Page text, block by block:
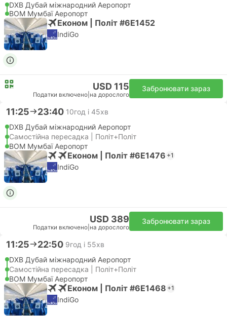
DXB Дубай міжнародний Аеропорт
BOM Мумбаї Аеропорт
Економ | Політ #6E1452
IndiGo
USD 115
Податки включено на дорослого
Забронювати зараз
11:25 23:40 10год і 45хв
DXB Дубай міжнародний Аеропорт
Самостійна пересадка | Політ+Політ
BOM Мумбаї Аеропорт
Економ | Політ #6E1476 +1
IndiGo
USD 389
Податки включено на дорослого
Забронювати зараз
11:25 22:50 9год і 55хв
DXB Дубай міжнародний Аеропорт
Самостійна пересадка | Політ+Політ
BOM Мумбаї Аеропорт
Економ | Політ #6E1468 +1
IndiGo